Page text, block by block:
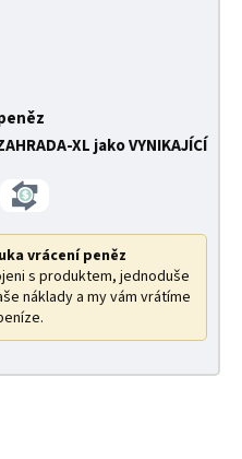
XL jako VYNIKAJÍCÍ
vrácení peněz
s produktem, jednoduše
náklady a my vám vrátíme